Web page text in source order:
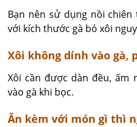
Bạn nên sử dụng nồi
với kích thước gà bó xôi
Xôi không dính vào gà,
Xôi cần được dàn đều, ấm
vào gà khi bọc.
Ăn kèm với món gì thì